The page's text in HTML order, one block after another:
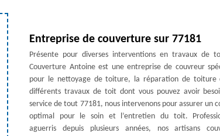
Entreprise de couverture sur 77181
Présente pour diverses interventions en travaux de
Couverture Antoine est une entreprise de couvreur
pour le nettoyage de toiture, la réparation de toiture
différents travaux de toit dont vous pouvez avoir
service de tout 77181, nous intervenons pour assurer un
optimal pour le soin et l’entretien du toit.
aguerris depuis plusieurs années, nos artisans